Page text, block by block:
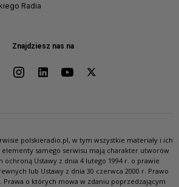
Znajdziesz nas na
Radia
polskieradio.pl, w tym wszystkie materiały i ich
elementy samego serwisu mają charakter utworów
Ustawy z dnia 4 lutego 1994 r. o prawie
lub Ustawy z dnia 30 czerwca 2000 r. Prawo
Prawa o których mowa w zdaniu poprzedzającym